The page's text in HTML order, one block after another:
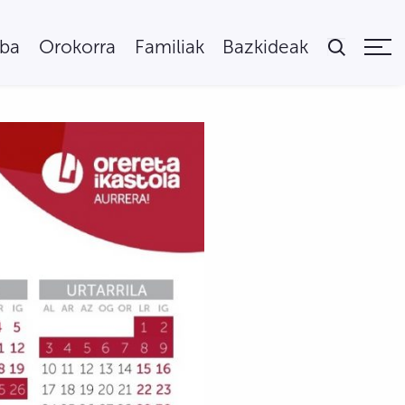
Orokorra Familiak Bazkideak